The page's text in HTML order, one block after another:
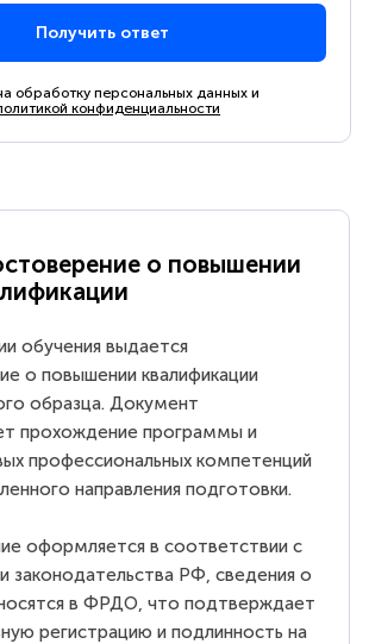
Получить ответ
обработку персональных данных и
конфиденциальности
о повышении
обучения выдается
о повышении квалификации
образца. Документ
прохождение программы и
профессиональных компетенций
направления подготовки.
оформляется в соответствии с
законодательства РФ, сведения о
в ФРДО, что подтверждает
регистрацию и подлинность на